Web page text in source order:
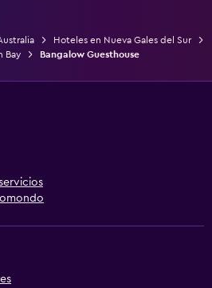
Hoteles en Nueva Gales del Sur
Bay
Bangalow Guesthouse